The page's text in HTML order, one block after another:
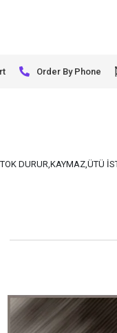
Order By Phone
DURUR,KAYMAZ,ÜTÜ